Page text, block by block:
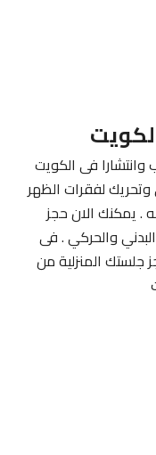
وانتشارا فى الكويت
لفقرات الظهر
. يمكنك الان حجز
والحركي . فى
جلستك المنزلية من